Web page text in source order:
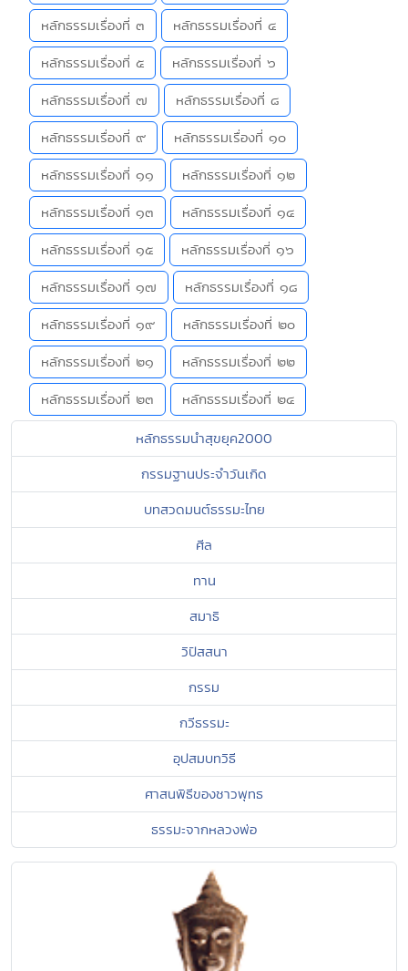
หลักธรรมเรื่องที่ ๓
หลักธรรมเรื่องที่ ๔
หลักธรรมเรื่องที่ ๕
หลักธรรมเรื่องที่ ๖
หลักธรรมเรื่องที่ ๗
หลักธรรมเรื่องที่ ๘
หลักธรรมเรื่องที่ ๙
หลักธรรมเรื่องที่ ๑๐
หลักธรรมเรื่องที่ ๑๑
หลักธรรมเรื่องที่ ๑๒
หลักธรรมเรื่องที่ ๑๓
หลักธรรมเรื่องที่ ๑๔
หลักธรรมเรื่องที่ ๑๕
หลักธรรมเรื่องที่ ๑๖
หลักธรรมเรื่องที่ ๑๗
หลักธรรมเรื่องที่ ๑๘
หลักธรรมเรื่องที่ ๑๙
หลักธรรมเรื่องที่ ๒๐
หลักธรรมเรื่องที่ ๒๑
หลักธรรมเรื่องที่ ๒๒
หลักธรรมเรื่องที่ ๒๓
หลักธรรมเรื่องที่ ๒๔
หลักธรรมนำสุขยุค2000
กรรมฐานประจำวันเกิด
บทสวดมนต์ธรรมะไทย
ศีล
ทาน
สมาธิ
วิปัสสนา
กรรม
กวีธรรมะ
อุปสมบทวิธี
ศาสนพิธีของชาวพุทธ
ธรรมะจากหลวงพ่อ